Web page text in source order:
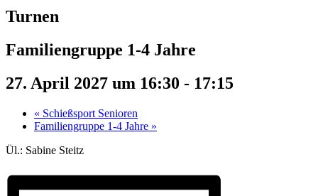
Turnen
Familiengruppe 1-4 Jahre
27. April 2027 um 16:30 - 17:15
« Schießsport Senioren
Familiengruppe 1-4 Jahre »
Ül.: Sabine Steitz